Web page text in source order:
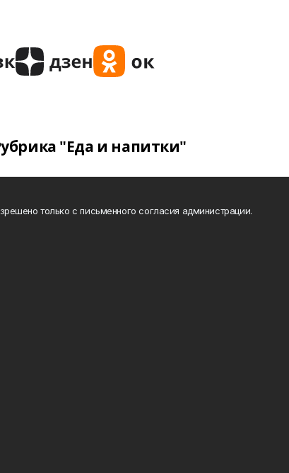
"Еда и напитки"
только с письменного согласия администрации.